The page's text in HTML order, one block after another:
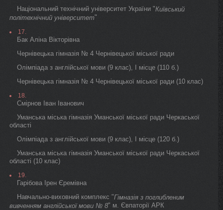
Національний технічний університет України "Київський
політехнічний університет"
17.
Бак Аліна Вікторівна
Чернівецька гімназія № 4 Чернівецької міської ради
Олімпіада з англійської мови (9 клас), I місце (110 б.)
Чернівецька гімназія № 4 Чернівецької міської ради (10 клас)
18.
Смірнов Іван Іванович
Уманська міська гімназія Уманської міської ради Черкаської
області
Олімпіада з англійської мови (9 клас), I місце (120 б.)
Уманська міська гімназія Уманської міської ради Черкаської
області (10 клас)
19.
Гарібова Ірен Єремівна
Навчально-виховний комплекс "Гімназія з поглибленим
вивченням англійської мови № 8" м. Євпаторії АРК